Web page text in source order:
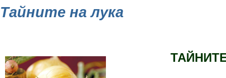
Тайните на лука